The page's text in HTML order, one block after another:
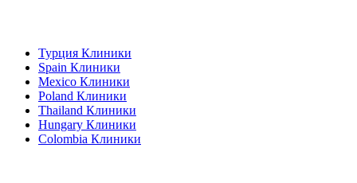
Турция Клиники
Spain Клиники
Mexico Клиники
Poland Клиники
Thailand Клиники
Hungary Клиники
Colombia Клиники